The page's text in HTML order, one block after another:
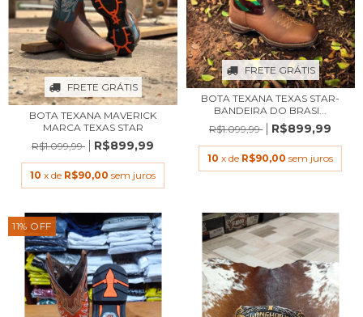
FRETE GRÁTIS
BOTA TEXANA MAVERICK
MARCA TEXAS STAR
R$1.099,99
R$899,99
10 x de R$90,00 sem juros
FRETE GRÁTIS
BOTA TEXANA TEXAS STAR-
BANDEIRA DO BRASI...
R$1.099,99
R$899,99
10 x de R$90,00 sem juros
11% OFF